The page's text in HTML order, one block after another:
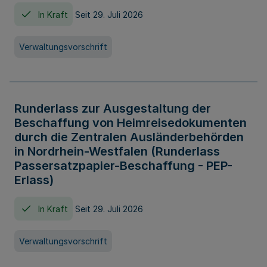
In Kraft Seit 29. Juli 2026
Verwaltungsvorschrift
Runderlass zur Ausgestaltung der
Beschaffung von Heimreisedokumenten
durch die Zentralen Ausländerbehörden
in Nordrhein-Westfalen (Runderlass
Passersatzpapier-Beschaffung - PEP-
Erlass)
In Kraft Seit 29. Juli 2026
Verwaltungsvorschrift